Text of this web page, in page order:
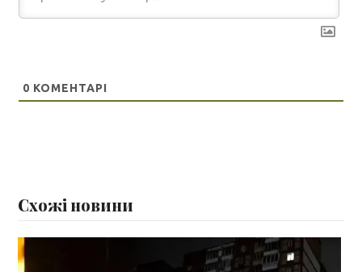
0 КОМЕНТАРІ
Схожі новини